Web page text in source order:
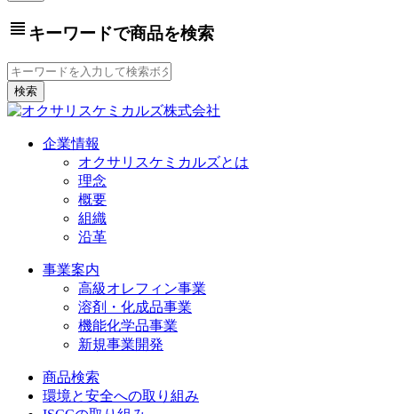
view_headline キーワードで商品を検索
企業情報
オクサリスケミカルズとは
理念
概要
組織
沿革
事業案内
高級オレフィン事業
溶剤・化成品事業
機能化学品事業
新規事業開発
商品検索
環境と安全への取り組み